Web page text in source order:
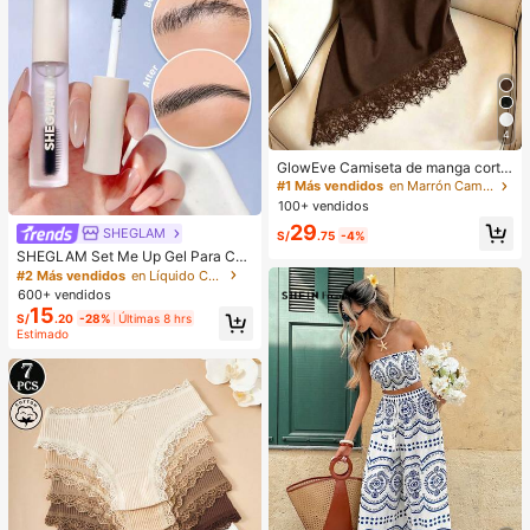
SHEGLAM
SHEGLAM Set Me Up Gel Para Cej
as Marca De Belleza CosméTica M
aquillaje Para Mujeres Y NiñAs
#2 Más vendidos
en Líquido Cejas
600+ vendidos
S/15.20 -28% Últimas 8 hrs
Estimado
4
GlowEve Camiseta de manga corta
de cuello redondo de unicolor casu
al versátil para uso diario para muje
r
#1 Más vendidos
en Marrón Camisetas básicas informales
100+ vendidos
S/29.75 -4%